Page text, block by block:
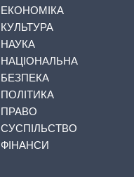
ЕКОНОМІКА
КУЛЬТУРА
НАУКА
НАЦІОНАЛЬНА
БЕЗПЕКА
ПОЛІТИКА
ПРАВО
СУСПІЛЬСТВО
ФІНАНСИ